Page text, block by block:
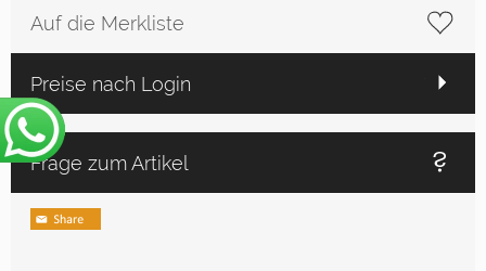
Auf die Merkliste
Preise nach Login
Frage zum Artikel